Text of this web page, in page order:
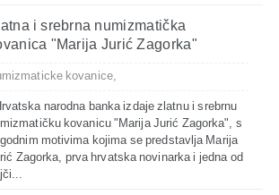
i srebrna numizmatička
"Marija Jurić Zagorka"
kovanice,
narodna banka izdaje zlatnu i srebrnu
kovanicu "Marija Jurić Zagorka", s
motivima kojima se predstavlja Marija
Zagorka, prva hrvatska novinarka i jedna od